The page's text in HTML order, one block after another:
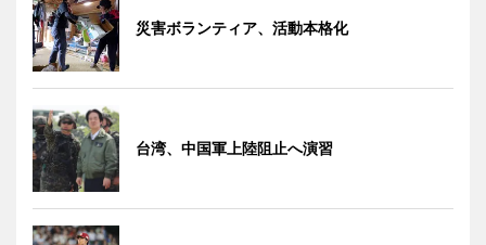
災害ボランティア、活動本格化
台湾、中国軍上陸阻止へ演習